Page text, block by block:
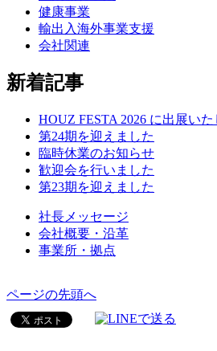
健康事業
輸出入海外事業支援
会社関連
新着記事
HOUZ FESTA 2026 に出展いた
第24期を迎えました
臨時休業のお知らせ
歓迎会を行いました
第23期を迎えました
社長メッセージ
会社概要・沿革
事業所・拠点
ページの先頭へ